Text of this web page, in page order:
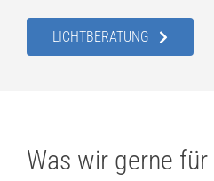
LICHTBERATUNG
Was wir gerne